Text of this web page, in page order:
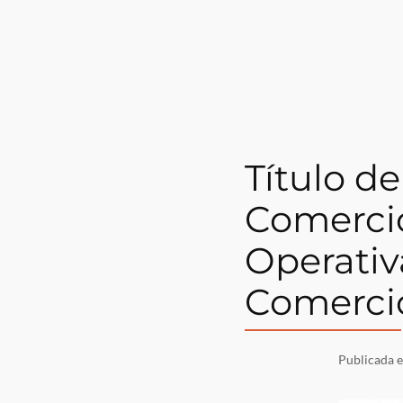
Título
Publicada